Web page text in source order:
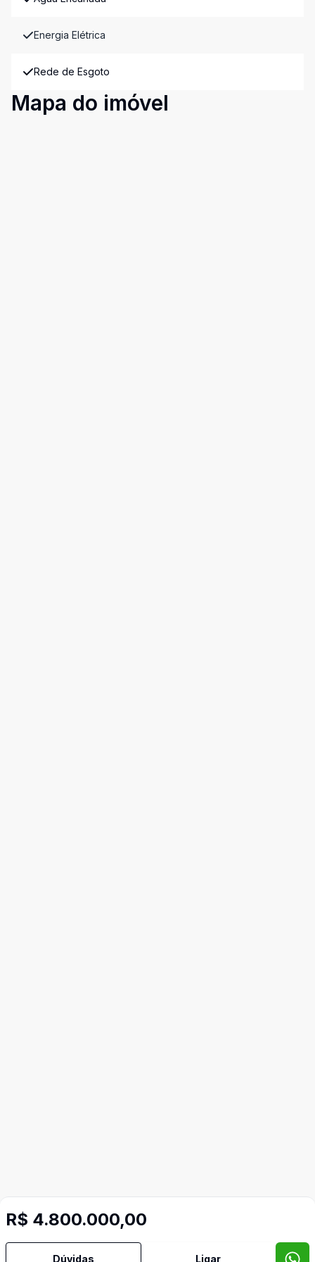
Energia Elétrica
Rede de Esgoto
Mapa do imóvel
R$ 4.800.000,00
Dúvidas Ligar